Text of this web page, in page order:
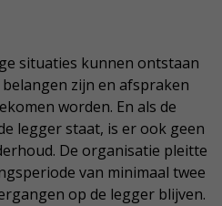
situaties kunnen ontstaan
zijn en afspraken
worden. En als de
legger staat, is er ook geen
De organisatie pleitte
van minimaal twee
op de legger blijven.